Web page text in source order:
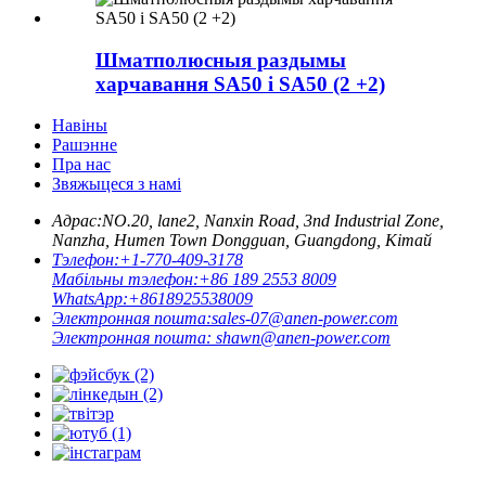
Шматполюсныя раздымы
харчавання SA50 і SA50 (2 +2)
Навіны
Рашэнне
Пра нас
Звяжыцеся з намі
Адрас:NO.20, lane2, Nanxin Road, 3nd Industrial Zone,
Nanzha, Humen Town Dongguan, Guangdong, Кітай
Тэлефон:+1-770-409-3178
Мабільны тэлефон:+86 189 2553 8009
WhatsApp:+8618925538009
Электронная пошта:sales-07@anen-power.com
Электронная пошта: shawn@anen-power.com